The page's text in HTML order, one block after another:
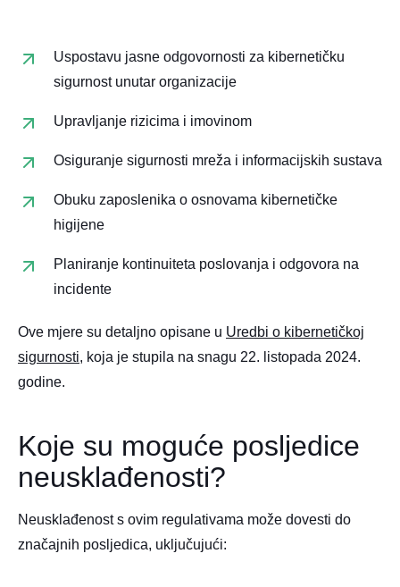
Uspostavu jasne odgovornosti za kibernetičku
sigurnost unutar organizacije
Upravljanje rizicima i imovinom
Osiguranje sigurnosti mreža i informacijskih sustava
Obuku zaposlenika o osnovama kibernetičke
higijene
Planiranje kontinuiteta poslovanja i odgovora na
incidente​
Ove mjere su detaljno opisane u Uredbi o kibernetičkoj
sigurnosti, koja je stupila na snagu 22. listopada 2024.
godine.
Koje su moguće posljedice
neusklađenosti?
Neusklađenost s ovim regulativama može dovesti do
značajnih posljedica, uključujući:​